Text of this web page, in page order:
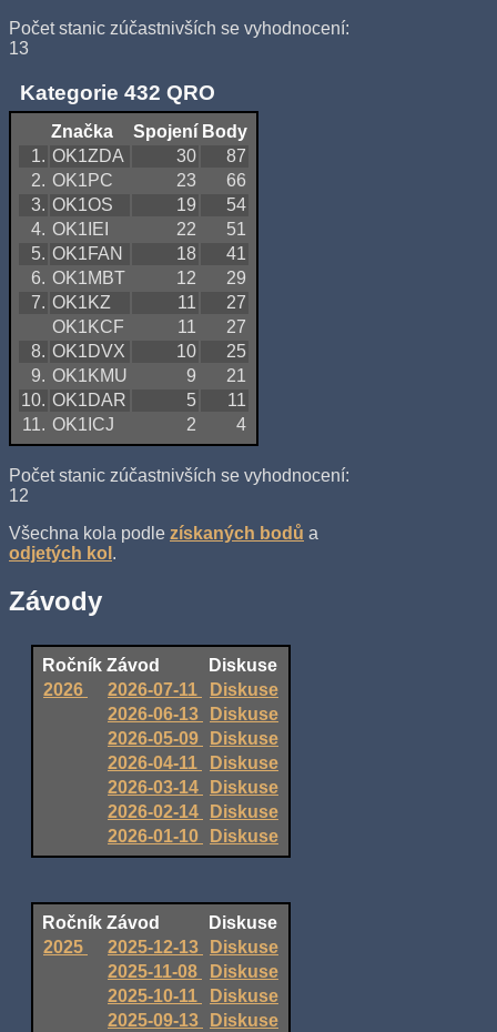
Počet stanic zúčastnivších se vyhodnocení:
13
Kategorie 432 QRO
Značka Spojení Body
1. OK1ZDA 30
87
2. OK1PC 23
66
3. OK1OS 19
54
4. OK1IEI 22
51
5. OK1FAN 18
41
6. OK1MBT 12
29
7. OK1KZ 11
27
OK1KCF
11
27
8. OK1DVX 10
25
9. OK1KMU 9
21
10. OK1DAR 5
11
11. OK1ICJ 2 4
Počet stanic zúčastnivších se vyhodnocení:
12
Všechna kola podle získaných bodů a
odjetých kol .
Závody
Ročník Závod
Diskuse
2026
2026-07-11
Diskuse
2026-06-13
Diskuse
2026-05-09
Diskuse
2026-04-11
Diskuse
2026-03-14
Diskuse
2026-02-14
Diskuse
2026-01-10
Diskuse
Ročník Závod
Diskuse
2025
2025-12-13
Diskuse
2025-11-08
Diskuse
2025-10-11
Diskuse
2025-09-13
Diskuse